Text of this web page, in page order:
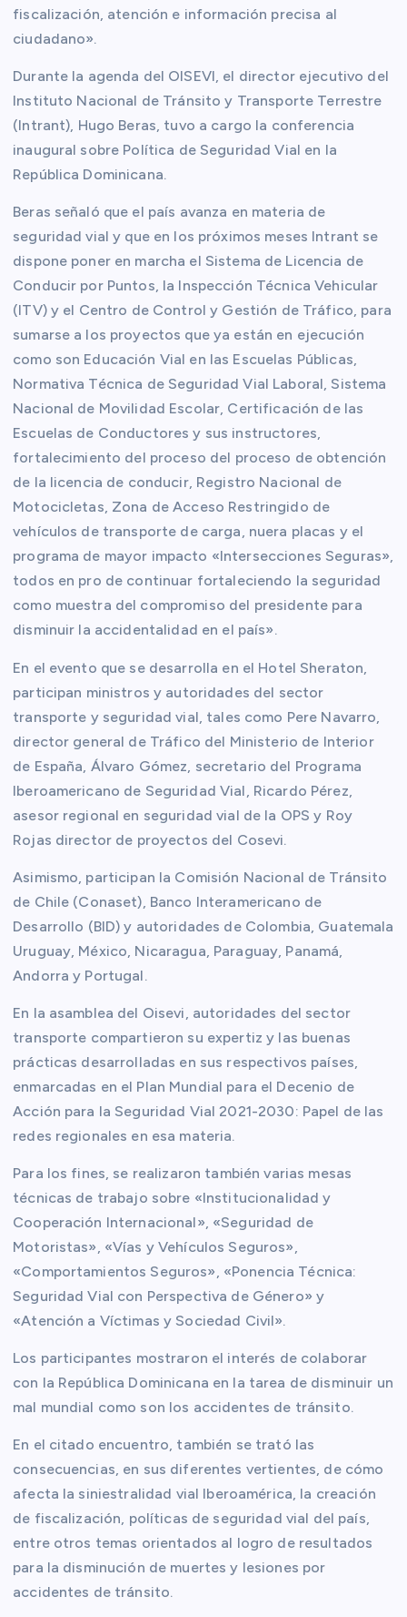
fiscalización, atención e información precisa al
ciudadano».
Durante la agenda del OISEVI, el director ejecutivo del
Instituto Nacional de Tránsito y Transporte Terrestre
(Intrant), Hugo Beras, tuvo a cargo la conferencia
inaugural sobre Política de Seguridad Vial en la
República Dominicana.
Beras señaló que el país avanza en materia de
seguridad vial y que en los próximos meses Intrant se
dispone poner en marcha el Sistema de Licencia de
Conducir por Puntos, la Inspección Técnica Vehicular
(ITV) y el Centro de Control y Gestión de Tráfico, para
sumarse a los proyectos que ya están en ejecución
como son Educación Vial en las Escuelas Públicas,
Normativa Técnica de Seguridad Vial Laboral, Sistema
Nacional de Movilidad Escolar, Certificación de las
Escuelas de Conductores y sus instructores,
fortalecimiento del proceso del proceso de obtención
de la licencia de conducir, Registro Nacional de
Motocicletas, Zona de Acceso Restringido de
vehículos de transporte de carga, nuera placas y el
programa de mayor impacto «Intersecciones Seguras»,
todos en pro de continuar fortaleciendo la seguridad
como muestra del compromiso del presidente para
disminuir la accidentalidad en el país».
En el evento que se desarrolla en el Hotel Sheraton,
participan ministros y autoridades del sector
transporte y seguridad vial, tales como Pere Navarro,
director general de Tráfico del Ministerio de Interior
de España, Álvaro Gómez, secretario del Programa
lberoamericano de Seguridad Vial, Ricardo Pérez,
asesor regional en seguridad vial de la OPS y Roy
Rojas director de proyectos del Cosevi.
Asimismo, participan la Comisión Nacional de Tránsito
de Chile (Conaset), Banco Interamericano de
Desarrollo (BID) y autoridades de Colombia, Guatemala
Uruguay, México, Nicaragua, Paraguay, Panamá,
Andorra y Portugal.
En la asamblea del Oisevi, autoridades del sector
transporte compartieron su expertiz y las buenas
prácticas desarrolladas en sus respectivos países,
enmarcadas en el Plan Mundial para el Decenio de
Acción para la Seguridad Vial 2021-2030: Papel de las
redes regionales en esa materia.
Para los fines, se realizaron también varias mesas
técnicas de trabajo sobre «Institucionalidad y
Cooperación Internacional», «Seguridad de
Motoristas», «Vías y Vehículos Seguros»,
«Comportamientos Seguros», «Ponencia Técnica:
Seguridad Vial con Perspectiva de Género» y
«Atención a Víctimas y Sociedad Civil».
Los participantes mostraron el interés de colaborar
con la República Dominicana en la tarea de disminuir un
mal mundial como son los accidentes de tránsito.
En el citado encuentro, también se trató las
consecuencias, en sus diferentes vertientes, de cómo
afecta la siniestralidad vial Iberoamérica, la creación
de fiscalización, políticas de seguridad vial del país,
entre otros temas orientados al logro de resultados
para la disminución de muertes y lesiones por
accidentes de tránsito.